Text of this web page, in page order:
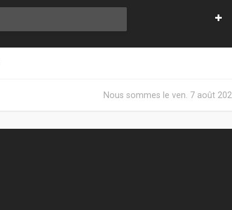
Nous sommes le ven. 7 août